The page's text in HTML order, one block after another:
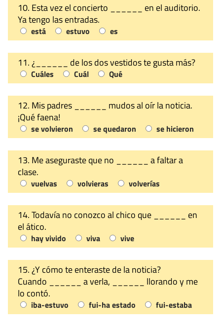
10. Esta vez el concierto ______ en el auditorio.
Ya tengo las entradas.
está estuvo es
11. ¿______ de los dos vestidos te gusta más?
Cuáles Cuál Qué
12. Mis padres ______ mudos al oír la noticia.
¡Qué faena!
se volvieron se quedaron se hicieron
13. Me aseguraste que no ______ a faltar a
clase.
vuelvas volvieras volverías
14. Todavía no conozco al chico que ______ en
el ático.
hay vivido viva vive
15. ¿Y cómo te enteraste de la noticia?
Cuando ______ a verla, ______ llorando y me
lo contó.
iba-estuvo fui-ha estado fui-estaba